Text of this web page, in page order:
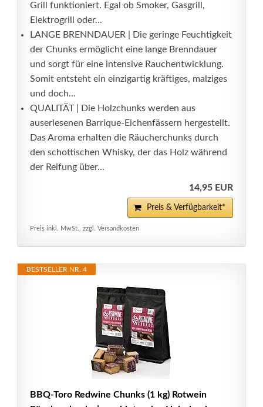
Grill funktioniert. Egal ob Smoker, Gasgrill,
Elektrogrill oder...
LANGE BRENNDAUER | Die geringe Feuchtigkeit
der Chunks ermöglicht eine lange Brenndauer
und sorgt für eine intensive Rauchentwicklung.
Somit entsteht ein einzigartig kräftiges, malziges
und doch...
QUALITÄT | Die Holzchunks werden aus
auserlesenen Barrique-Eichenfässern hergestellt.
Das Aroma erhalten die Räucherchunks durch
den schottischen Whisky, der das Holz während
der Reifung über...
14,95 EUR
Preis & Verfügbarkeit*
Preis inkl. MwSt., zzgl. Versandkosten
BESTSELLER NR. 4
BBQ-Toro Redwine Chunks (1 kg) Rotwein